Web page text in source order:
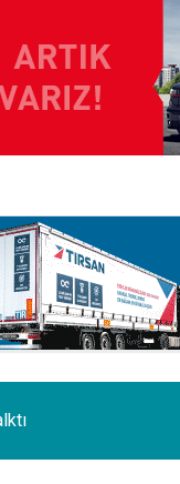
1250 km taşındı